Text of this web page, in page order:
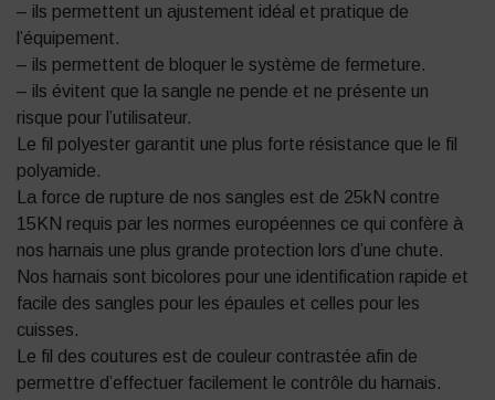
– ils permettent un ajustement idéal et pratique de
l’équipement.
– ils permettent de bloquer le système de fermeture.
– ils évitent que la sangle ne pende et ne présente un
risque pour l’utilisateur.
Le fil polyester garantit une plus forte résistance que le fil
polyamide.
La force de rupture de nos sangles est de 25kN contre
15KN requis par les normes européennes ce qui confère à
nos harnais une plus grande protection lors d’une chute.
Nos harnais sont bicolores pour une identification rapide et
facile des sangles pour les épaules et celles pour les
cuisses.
Le fil des coutures est de couleur contrastée afin de
permettre d’effectuer facilement le contrôle du harnais.